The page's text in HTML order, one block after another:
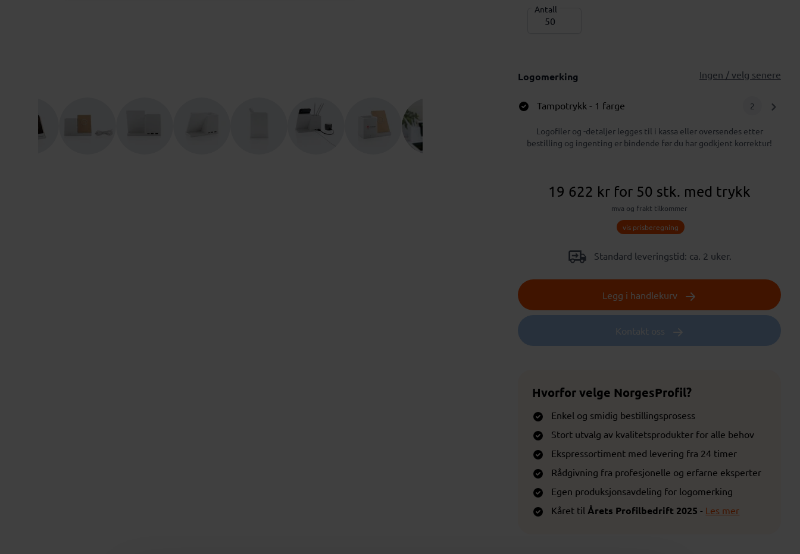
Antall
Logomerking Ingen / velg senere
Tampotrykk- 1 farge 2
Logofiler og -detaljer legges til i kassa eller oversendes etter
bestilling og ingenting er bindende før du har godkjent korrektur!
19 622 kr for 50 stk. med trykk
mva og frakt tilkommer
vis prisberegning
Standard leveringstid: ca. 2 uker.
Legg i handlekurv
Kontakt oss
Hvorfor velge NorgesProfil?
Enkel og smidig bestillingsprosess
Stort utvalg av kvalitetsprodukter for alle behov
Ekspressortiment med levering fra 24 timer
Rådgivning fra profesjonelle og erfarne eksperter
Egen produksjonsavdeling for logomerking
Kåret til Årets Profilbedrift 2025 - Les mer